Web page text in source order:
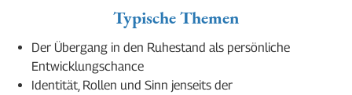
Typische Themen
Der Übergang in den Ruhestand als persönliche
Entwicklungschance
Identität, Rollen und Sinn jenseits der